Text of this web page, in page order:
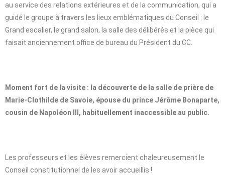
au service des relations extérieures et de la communication, qui a
guidé le groupe à travers les lieux emblématiques du Conseil : le
Grand escalier, le grand salon, la salle des délibérés et la pièce qui
faisait anciennement office de bureau du Président du CC.
Moment fort de la visite : la découverte de la salle de prière de
Marie-Clothilde de Savoie, épouse du prince Jérôme Bonaparte,
cousin de Napoléon III, habituellement inaccessible au public.
Les professeurs et les élèves remercient chaleureusement le
Conseil constitutionnel de les avoir accueillis !